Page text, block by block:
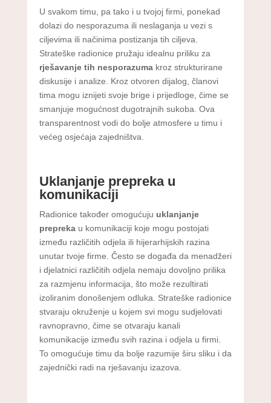
U svakom timu, pa tako i u tvojoj firmi, ponekad
dolazi do nesporazuma ili neslaganja u vezi s
ciljevima ili načinima postizanja tih ciljeva.
Strateške radionice pružaju idealnu priliku za
rješavanje tih nesporazumakroz strukturirane
diskusije i analize. Kroz otvoren dijalog, članovi
tima mogu iznijeti svoje brige i prijedloge, čime se
smanjuje mogućnost dugotrajnih sukoba. Ova
transparentnost vodi do bolje atmosfere u timu i
većeg osjećaja zajedništva.
Uklanjanje prepreka u
komunikaciji
Radionice također omogućuju uklanjanje
preprekau komunikaciji koje mogu postojati
između različitih odjela ili hijerarhijskih razina
unutar tvoje firme. Često se događa da menadžeri
i djelatnici različitih odjela nemaju dovoljno prilika
za razmjenu informacija, što može rezultirati
izoliranim donošenjem odluka. Strateške radionice
stvaraju okruženje u kojem svi mogu sudjelovati
ravnopravno, čime se otvaraju kanali
komunikacije između svih razina i odjela u firmi.
To omogućuje timu da bolje razumije širu sliku i da
zajednički radi na rješavanju izazova.